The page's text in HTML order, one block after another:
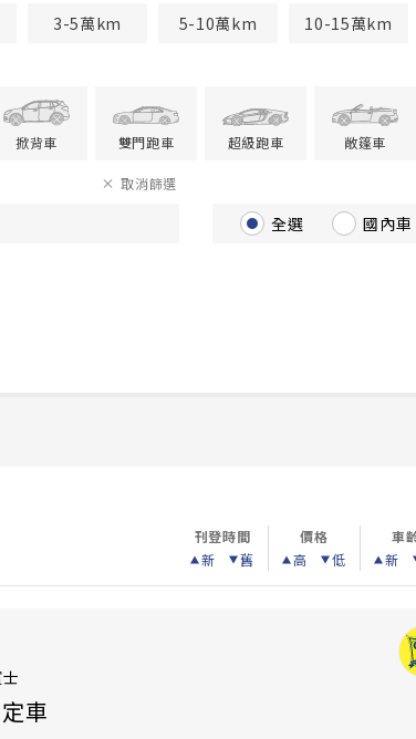
3-5萬km 5-10萬km
10-15萬km
掀背車 雙門跑車 超級跑車 敞篷車
取消篩選
全選 國內車
刊登時間
新
舊
價格
高
低
車
新
車